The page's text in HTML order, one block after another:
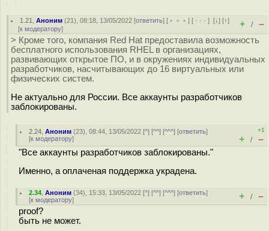
1.21 ,Аноним (21), 08:18, 13/05/2022 [ответить] [ ﹢﹢﹢] [ · · ·][↓] [↑]
[к модератору] + / –
> Кроме того, компания Red Hat предоставила возможность
бесплатного использования RHEL в организациях,
развивающих открытое ПО, и в окружениях индивидуальных
разработчиков, насчитывающих до 16 виртуальных или
физических систем.
Не актуально для России. Все аккаунты разработчиков
заблокированы.
2.24 ,Аноним (23), 08:44, 13/05/2022 [^] [^^] [^^^] [ответить]
[к модератору]
+1
+ / –
"Все аккаунты разработчиков заблокированы."
Именно, а оплаченая поддержка украдена.
2.34 ,Аноним (34), 15:33, 13/05/2022 [^] [^^] [^^^] [ответить]
[к модератору] + / –
proof?
быть не может.